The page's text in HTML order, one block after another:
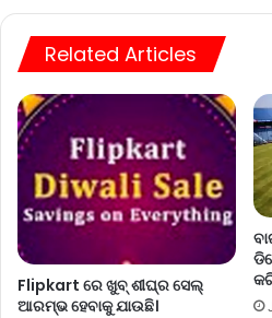
Related Articles
Flipkart ରେ ଖୁବ୍ ଶୀଘ୍ର ସେଲ୍
ଆରମ୍ଭ ହେବାକୁ ଯାଉଛି।